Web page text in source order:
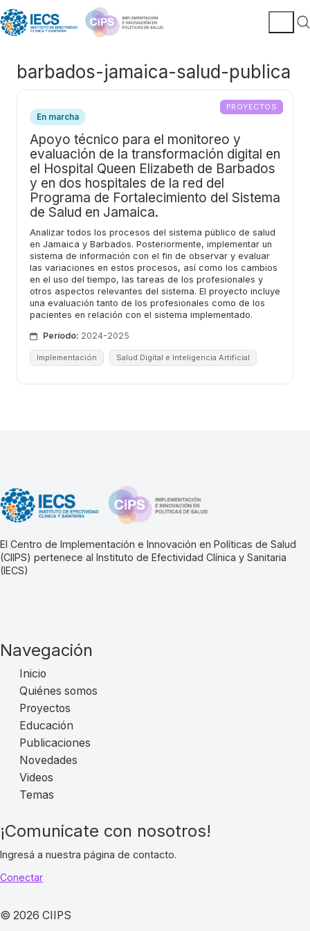
barbados-jamaica-salud-publica
PROYECTOS
En marcha
Apoyo técnico para el monitoreo y
evaluación de la transformación digital en
el Hospital Queen Elizabeth de Barbados
y en dos hospitales de la red del
Programa de Fortalecimiento del Sistema
de Salud en Jamaica.
Analizar todos los procesos del sistema público de salud
en Jamaica y Barbados. Posteriormente, implementar un
sistema de información con el fin de observar y evaluar
las variaciones en estos procesos, así como los cambios
en el uso del tiempo, las tareas de los profesionales y
otros aspectos relevantes del sistema. El proyecto incluye
una evaluación tanto de los profesionales como de los
pacientes en relación con el sistema implementado.
Período: 2024-2025
Implementación Salud Digital e Inteligencia Artificial
El Centro de Implementación e Innovación en Políticas de Salud
(CIIPS) pertenece al Instituto de Efectividad Clínica y Sanitaria
(IECS)
Navegación
Inicio
Quiénes somos
Proyectos
Educación
Publicaciones
Novedades
Videos
Temas
¡Comunicate con nosotros!
Ingresá a nuestra página de contacto.
Conectar
© 2026 CIIPS